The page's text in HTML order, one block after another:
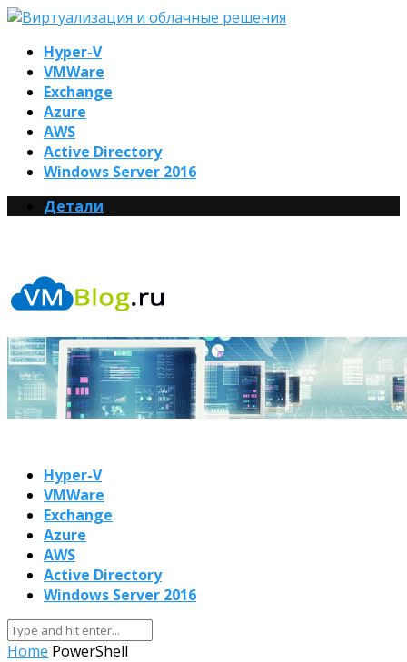
Hyper-V
VMWare
Exchange
Azure
AWS
Active Directory
Windows Server 2016
Детали
Hyper-V
VMWare
Exchange
Azure
AWS
Active Directory
Windows Server 2016
Home PowerShell